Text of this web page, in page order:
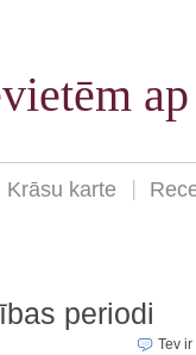
Krāsu karte
periodi
Tev ir